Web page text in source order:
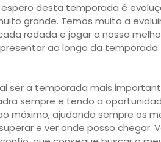
desta temporada é
grande. Temos muito a
rodada e jogar o nosso
ao longo da temporada
ser a temporada mais
sempre e tendo a
máximo, ajudando sempre os
e ver onde posso chegar.